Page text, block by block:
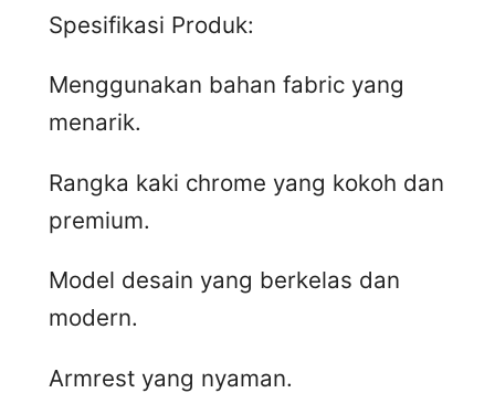
Spesifikasi Produk:
Menggunakan bahan fabric yang
menarik.
Rangka kaki chrome yang kokoh dan
premium.
Model desain yang berkelas dan
modern.
Armrest yang nyaman.